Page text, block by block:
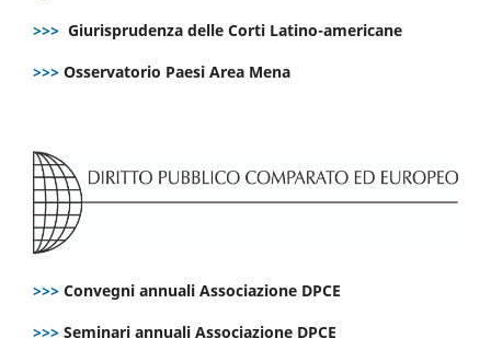
>>> Giurisprudenza delle Corti Latino-americane
>>> Osservatorio Paesi Area Mena
>>> Convegni annuali Associazione DPCE
>>> Seminari annuali Associazione DPCE